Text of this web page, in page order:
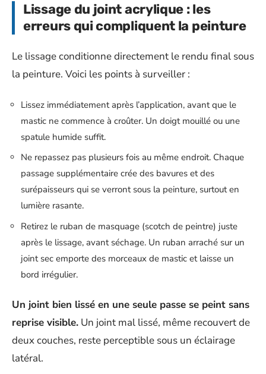
Lissage du joint acrylique : les
erreurs qui compliquent la peinture
Le lissage conditionne directement le rendu final sous
la peinture. Voici les points à surveiller :
Lissez immédiatement après l’application, avant que le
mastic ne commence à croûter. Un doigt mouillé ou une
spatule humide suffit.
Ne repassez pas plusieurs fois au même endroit. Chaque
passage supplémentaire crée des bavures et des
surépaisseurs qui se verront sous la peinture, surtout en
lumière rasante.
Retirez le ruban de masquage (scotch de peintre) juste
après le lissage, avant séchage. Un ruban arraché sur un
joint sec emporte des morceaux de mastic et laisse un
bord irrégulier.
Un joint bien lissé en une seule passe se peint sans
reprise visible. Un joint mal lissé, même recouvert de
deux couches, reste perceptible sous un éclairage
latéral.